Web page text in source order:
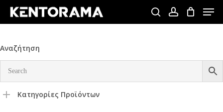
Skip
content
searchaccount
Menu
Αναζήτηση
Κατηγορίες Προϊόντων